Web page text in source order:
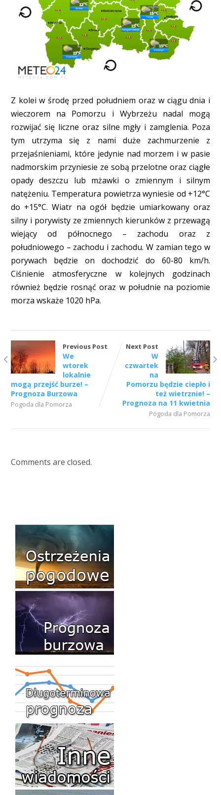
Z kolei w środę przed południem oraz w ciągu dnia i
wieczorem na Pomorzu i Wybrzeżu nadal mogą
rozwijać się liczne oraz silne mgły i zamglenia. Poza
tym utrzyma się z nami duże zachmurzenie z
przejaśnieniami, które jedynie nad morzem i w pasie
nadmorskim przyniesie ze sobą przelotne oraz ciągłe
opady deszczu lub mżawki o zmiennym i silnym
natężeniu. Temperatura powietrza wyniesie od +12°C
do +15°C. Wiatr na ogół będzie umiarkowany oraz
silny i porywisty ze zmiennych kierunków z przewagą
wiejący od północnego – zachodu oraz z
południowego – zachodu i zachodu. W zamian tego w
porywach będzie on dochodzić do 60-80 km/h.
Ciśnienie atmosferyczne w kolejnych godzinach
również będzie rosnąć oraz w południe na poziomie
morza wskaże 1020 hPa.
Previous Post
We
wtorek
lokalnie
mogą przejść burze! –
Prognoza Burzowa
Pogoda dla Pomorza
Next Post
W
czwartek
na
Pomorzu będzie ciepło i
też wietrznie! –
Prognoza na 11 kwietnia
Pogoda dla Pomorza
Comments are closed.